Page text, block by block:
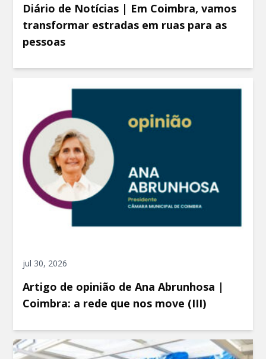
Diário de Notícias | Em Coimbra, vamos
transformar estradas em ruas para as
pessoas
jul 30, 2026
Artigo de opinião de Ana Abrunhosa |
Coimbra: a rede que nos move (III)